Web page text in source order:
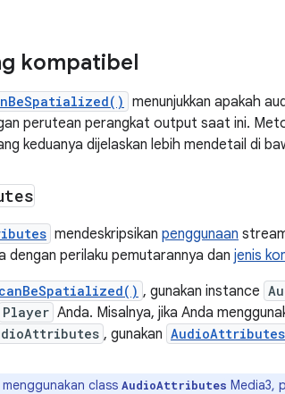
kompatibel
menunjukkan apakah
perutean perangkat output saat ini.
keduanya dijelaskan lebih mendetail di
mendeskripsikan penggunaan
dengan perilaku pemutarannya dan jenis
canBeSpatialized() , gunakan instance
Player Anda. Misalnya, jika Anda
, gunakan
class AudioAttributes Media3,